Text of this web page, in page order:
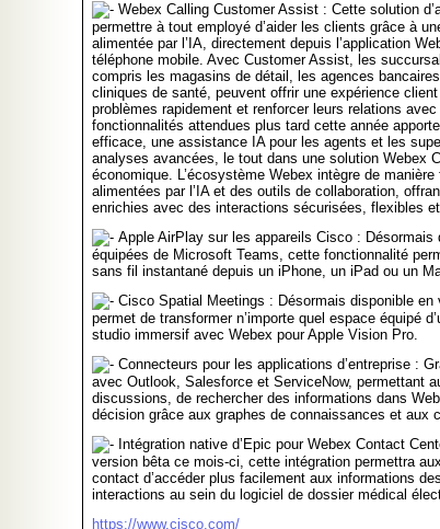
Webex Calling Customer Assist : Cette solution
permettre à tout employé d’aider les clients grâce à
alimentée par l’IA, directement depuis l’application
téléphone mobile. Avec Customer Assist, les
compris les magasins de détail, les agences
cliniques de santé, peuvent offrir une expérience
problèmes rapidement et renforcer leurs relations
fonctionnalités attendues plus tard cette année
efficace, une assistance IA pour les agents et les
analyses avancées, le tout dans une solution Webex
économique. L’écosystème Webex intègre de
alimentées par l’IA et des outils de collaboration,
enrichies avec des interactions sécurisées, flexibles
Apple AirPlay sur les appareils Cisco : Désormais
équipées de Microsoft Teams, cette fonctionnalité
sans fil instantané depuis un iPhone, un iPad ou un
Cisco Spatial Meetings : Désormais disponible
permet de transformer n’importe quel espace équipé
studio immersif avec Webex pour Apple Vision Pro.
Connecteurs pour les applications d’entreprise :
avec Outlook, Salesforce et ServiceNow, permettant
discussions, de rechercher des informations dans
décision grâce aux graphes de connaissances et aux
Intégration native d’Epic pour Webex Contact
version bêta ce mois-ci, cette intégration permettra
contact d’accéder plus facilement aux informations
interactions au sein du logiciel de dossier médical
https://www.cisco.com/